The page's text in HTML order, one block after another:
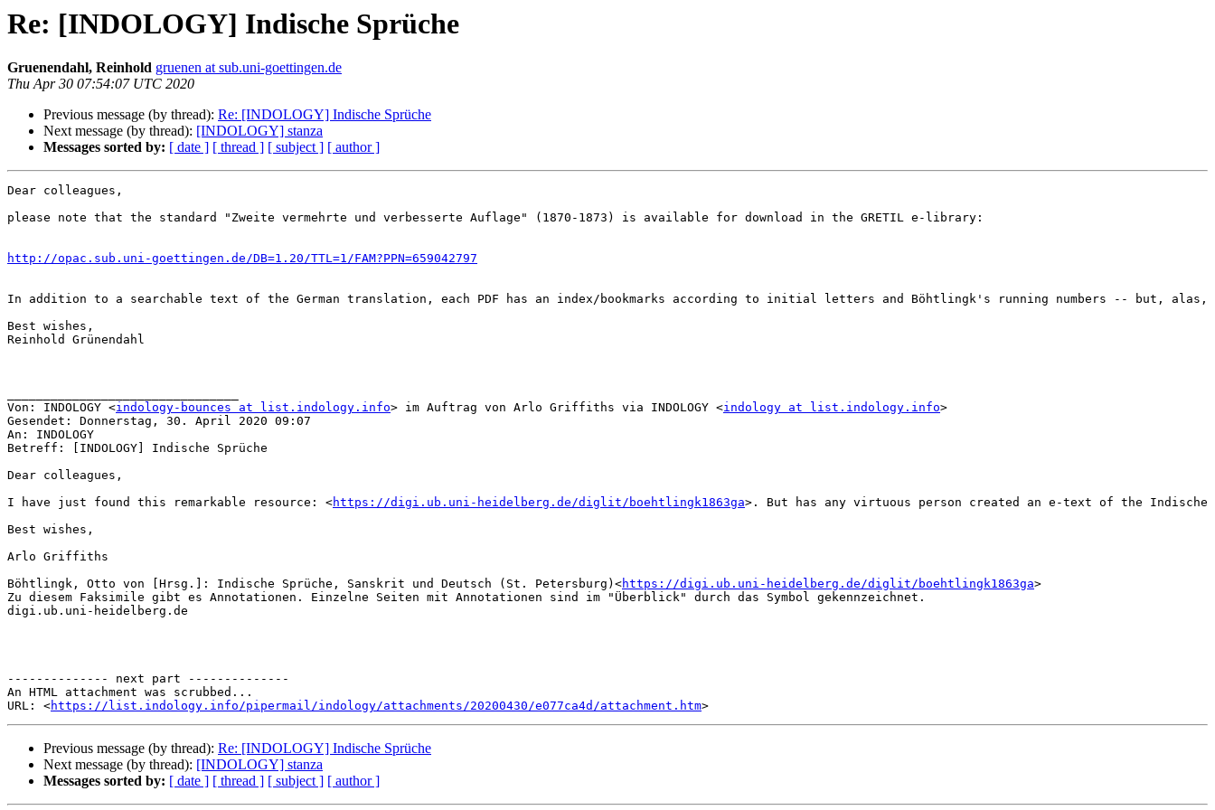
Re: [INDOLOGY] Indische Sprüche
Gruenendahl, Reinhold gruenen at sub.uni-goettingen.de
Thu Apr 30 07:54:07 UTC 2020
Previous message (by thread): Re: [INDOLOGY] Indische Sprüche
Next message (by thread): [INDOLOGY] stanza
Messages sorted by: [ date ] [ thread ] [ subject ] [ author ]
Dear colleagues,
please note that the standard "Zweite vermehrte und verbesserte Auflage" (1870-1873) is available for download in the GRETIL e-library:
http://opac.sub.uni-goettingen.de/DB=1.20/TTL=1/FAM?PPN=659042797
In addition to a searchable text of the German translation, each PDF has an index/bookmarks according to initial letters and Böhtlingk's running numbers -- but,
Best wishes,
Reinhold Grünendahl
Von: INDOLOGY <indology-bounces at list.indology.info> im Auftrag von Arlo Griffiths via INDOLOGY <indology at list.indology.info>
Gesendet: Donnerstag, 30. April 2020 09:07
An: INDOLOGY
Betreff: [INDOLOGY] Indische Sprüche
Dear colleagues,
I have just found this remarkable resource: <https://digi.ub.uni-heidelberg.de/diglit/boehtlingk1863ga>. But has any virtuous person created an e-text of the Indische
Best wishes,
Arlo Griffiths
Böhtlingk, Otto von [Hrsg.]: Indische Sprüche, Sanskrit und Deutsch (St. Petersburg)<https://digi.ub.uni-heidelberg.de/diglit/boehtlingk1863ga>
Zu diesem Faksimile gibt es Annotationen. Einzelne Seiten mit Annotationen sind im "Überblick" durch das Symbol gekennzeichnet.
digi.ub.uni-heidelberg.de
-------------- next part --------------
An HTML attachment was scrubbed...
URL: <https://list.indology.info/pipermail/indology/attachments/20200430/e077ca4d/attachment.htm
Previous message (by thread): Re: [INDOLOGY] Indische Sprüche
Next message (by thread): [INDOLOGY] stanza
Messages sorted by: [ date ] [ thread ] [ subject ] [ author ]